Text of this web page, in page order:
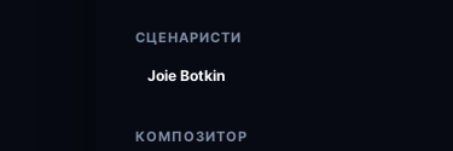
СЦЕНАРИСТИ
Joie Botkin
КОМПОЗИТОР